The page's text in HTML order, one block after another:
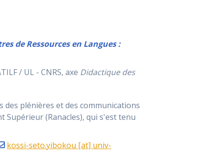
de Ressources en Langues :
/ UL - CNRS, axe Didactique des
des plénières et des communications
Supérieur (Ranacles), qui s'est tenu
kossi-seto.yibokou [at] univ-